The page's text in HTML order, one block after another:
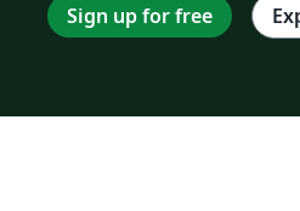
Sign up for free